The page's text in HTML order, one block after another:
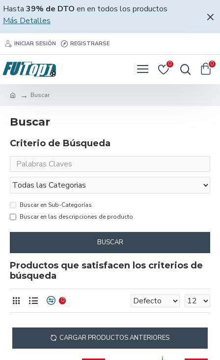
Hasta 39% de DTO en en todos los productos
Más Detalles
INICIAR SESIÓN REGISTRARSE
0 0
Buscar
Buscar
Criterio de Búsqueda
Buscar en Sub-Categorías
Buscar en las descripciones de producto
BUSCAR
Productos que satisfacen los criterios de
búsqueda
0
CARGAR PRODUCTOS ANTERIORES